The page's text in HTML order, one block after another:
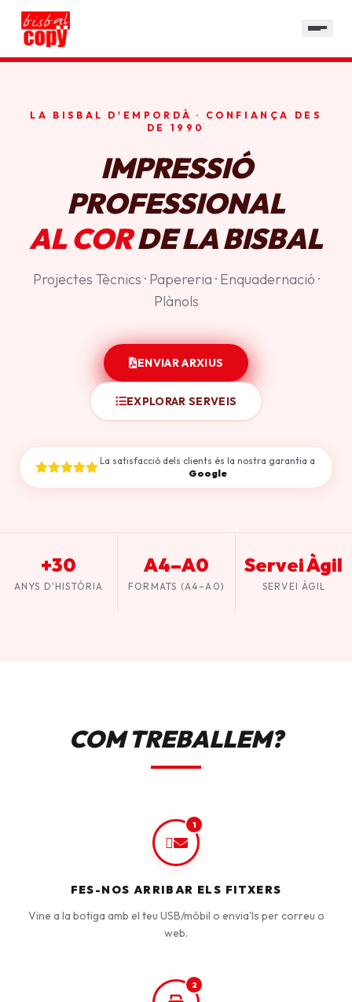
HORARI
LA BISBAL D'EMPORDÀ · CONFIANÇA DES
DE 1990
IMPRESSIÓ
PROFESSIONAL
AL CORDE LA BISBAL
Projectes Tècnics · Papereria · Enquadernació ·
Plànols
ENVIAR ARXIUS
EXPLORAR SERVEIS
La satisfacció dels clients és la nostra garantia a
Google
+30
ANYS D'HISTÒRIA
A4–A0
FORMATS (A4–A0)
Servei Àgil
SERVEI ÀGIL
COM TREBALLEM?
1
FES-NOS ARRIBAR ELS FITXERS
Vine a la botiga amb el teu USB/mòbil o envia'ls per correu o
web.
2